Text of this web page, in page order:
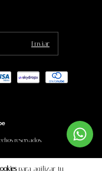
para agilizar tu
reservados.